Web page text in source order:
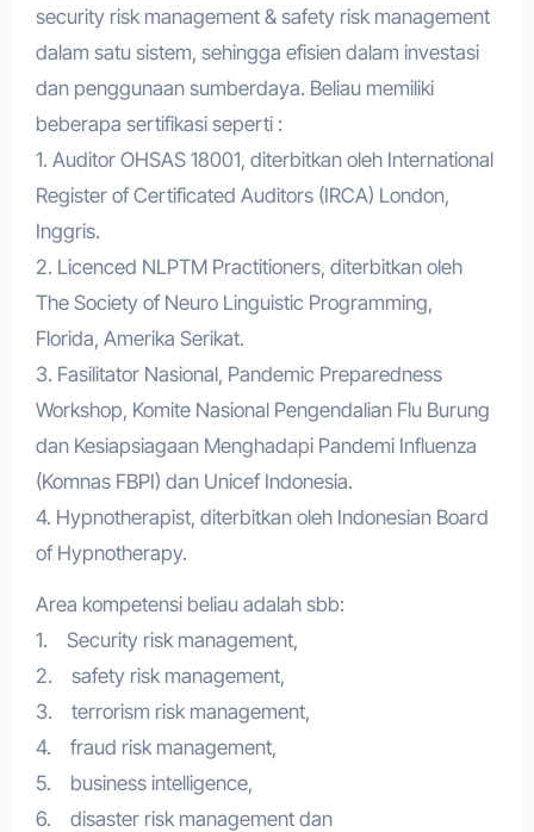
security risk management & safety risk management
dalam satu sistem, sehingga efisien dalam investasi
dan penggunaan sumberdaya. Beliau memiliki
beberapa sertifikasi seperti :
1. Auditor OHSAS 18001, diterbitkan oleh International
Register of Certificated Auditors (IRCA) London,
Inggris.
2. Licenced NLPTM Practitioners, diterbitkan oleh
The Society of Neuro Linguistic Programming,
Florida, Amerika Serikat.
3. Fasilitator Nasional, Pandemic Preparedness
Workshop, Komite Nasional Pengendalian Flu Burung
dan Kesiapsiagaan Menghadapi Pandemi Influenza
(Komnas FBPI) dan Unicef Indonesia.
4. Hypnotherapist, diterbitkan oleh Indonesian Board
of Hypnotherapy.
Area kompetensi beliau adalah sbb:
1. Security risk management,
2. safety risk management,
3. terrorism risk management,
4. fraud risk management,
5. business intelligence,
6. disaster risk management dan